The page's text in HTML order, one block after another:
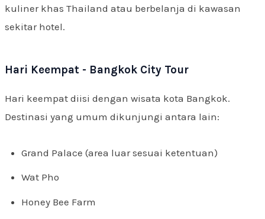
kuliner khas Thailand atau berbelanja di kawasan
sekitar hotel.
Hari Keempat - Bangkok City Tour
Hari keempat diisi dengan wisata kota Bangkok.
Destinasi yang umum dikunjungi antara lain:
Grand Palace (area luar sesuai ketentuan)
Wat Pho
Honey Bee Farm